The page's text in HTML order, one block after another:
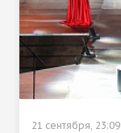
21 сентября, 23:09